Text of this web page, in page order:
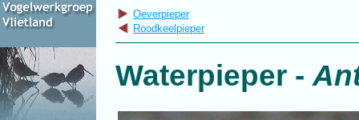
Oeverpieper
Roodkeelpieper
Waterpieper -